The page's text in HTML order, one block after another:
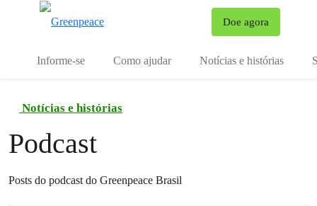
Doe agora
Informe-se Como ajudar Notícias e histórias
Notícias e histórias
Podcast
Posts do podcast do Greenpeace Brasil